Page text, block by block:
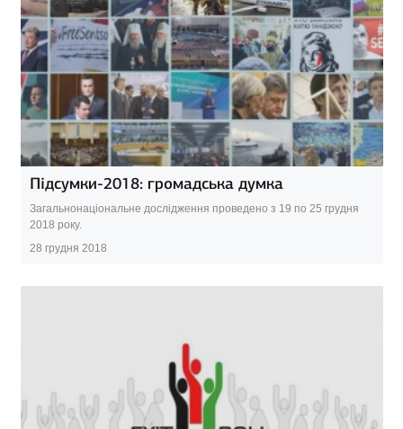
Підсумки-2018: громадська думка
Загальнонаціональне дослідження проведено з 19 по 25 грудня
2018 року.
28 грудня 2018